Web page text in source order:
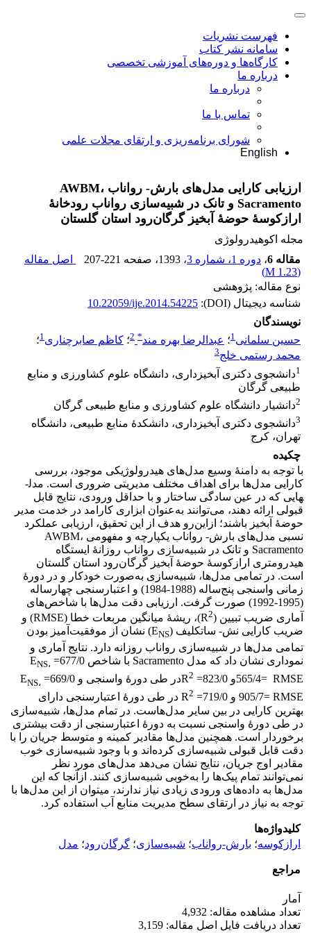
فهرست نشریات
سامانه نشر کتاب
کارگاه‌ها و دوره‌های آموزشی تخصصی
درباره ما
درباره ما
تماس با ما
شورای برنامه‌ریزی و ارتقای مجلات علمی
English
ارزیابی کارایی مدل‌های بارش- رواناب AWBM،
Sacramento و تانک در شبیه‌سازی رواناب رودخانۀ
ارازکوسۀ حوضۀ آبخیز گرگان‌رود استان گلستان
مجله اکوهیدرولوژی
مقاله 6
، دوره 1، شماره 3 ، 1393 ، صفحه 207-221
اصل مقاله
(
1.23 M
)
نوع مقاله: پژوهشی
شناسه دیجیتال (DOI):
10.22059/ije.2014.54225
نویسندگان
حسین سلمانی1؛ عبدالرضا بهره مند*
2؛ کاظم صابرچناری1؛
محمد رستمی خلج3
1دانشجوی دکتری آبخیزداری، دانشگاه علوم کشاورزی و منابع
طبیعی گرگان
2دانشیار دانشگاه علوم کشاورزی و منابع طبیعی گرگان
3دانشجوی دکتری آبخیزداری، دانشکدۀ منابع طبیعی، دانشگاه
تهران، کرج
چکیده
با توجه به دامنۀ وسیع مدل‌های هیدرولوژیکی موجود، بررسی
کارایی مدل‌ها برای اهداف مختلف مدیریتی ضروری است. مدل­
هایی که در عین سادگی ساختار و با حداقل ورودی، نتایج قابل
قبولی ارائه دهند، می‌توانند به‌عنوان ابزاری کارامد در خدمت مدیر
حوضۀ ­آبخیز باشند؛ ازاین‌رو هدف از این تحقیق، ارزیابی عملکرد
نسبی مدل‌های بارش- رواناب یکپارچه و مفهومی AWBM،
Sacramento و تانک در شبیه‌سازی رواناب روزانۀ ایستگاه
هیدرومتری ارازکوسۀ حوضۀ­ آبخیز گرگان‌رود استان گلستان
است. در تمامی مدل‌ها، شبیه‌سازی به‌صورت خودکار و در دورۀ
زمانی واسنجی پنج‌ساله (1988-1984) و اعتبار‌سنجی چهارساله
(1995-1992) صورت گرفت. ارزیابی دقت مدل‌ها با شاخص‌های
آماری ضریب تبیین (R2
)، ریشۀ میانگین مربعات خطا (RMSE) و
ضریب کارایی نش- ساتکلیف (ENS
) نشان از موفقیت‌آمیز بودن
تمامی مدل‌ها در شبیه‌سازی رواناب روزانه دارد. نتایج آماری و
نموداری نشان داد که مدل Sacramento با شاخص 677/0= E
NS،
565/4= RMSEو 823/0= R 2 در طی دورۀ واسنجی و 669/0= E NS،
905/7= RMSE و 719/0= R 2
در طی دورۀ اعتبارسنجی دارای
بهترین کارایی در بین سایر مدل‌هاست. در تمام مدل‌ها، شبیه‌سازی
در طی دورۀ واسنجی نسبت به دورۀ اعتبارسنجی از دقت بیشتری
برخوردار است. همچنین مدل‌ها مقادیر کمینه و متوسط جریان را با
دقت قابل قبولی شبیه‌سازی کرده‌اند و با وجود شبیه‌سازی خوب
مقادیر اوج جریان، نتایج نشان می‌دهد مدل‌های مورد نظر
نمی‌توانند تمام پیک‌ها را به‌خوبی شبیه‌سازی کنند. ازآنجا که این
مدل‌ها به داده‌های ورودی زیادی نیاز ندارند، می­توان از این مدل‌ها با
توجه به نیاز در ارتقای سطح مدیریت منابع آب استفاده کرد.
کلیدواژه‌ها
ارازکوسه؛ بارش-رواناب؛ شبیه‌سازی؛ گرگان‌رود؛ مدل
مراجع
آمار
تعداد مشاهده مقاله: 4,932
تعداد دریافت فایل اصل مقاله: 3,159